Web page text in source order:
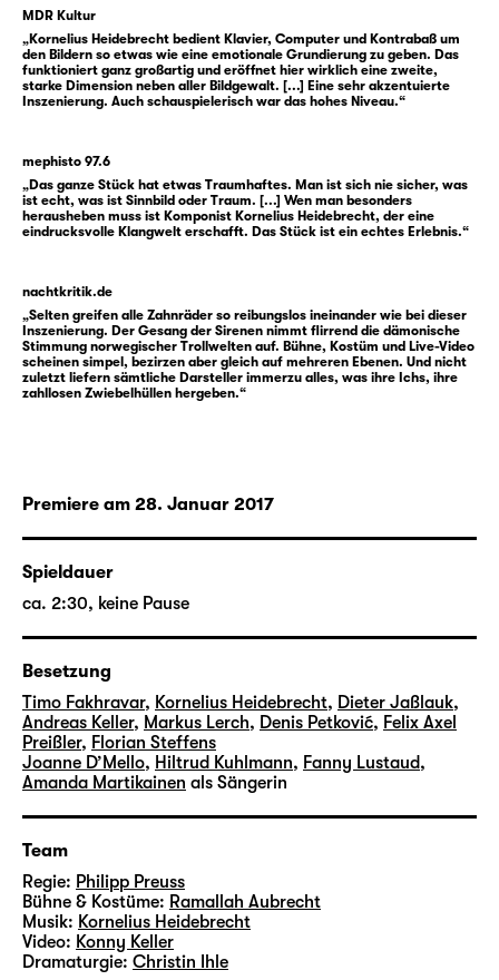
Gleich wie vom Duft der modernden Zwiebel,
Haut um Haut, ist er betäubt, gerät in einen
Wahn, der nicht mehr offenbart, was Realität
oder Fiktion ist, was Gedankenvergehen oder
beständigen Scheitern der Lüge und der
Angst, in der eigenen Erfindung verloren zu
gehen — sein Dasein eine hohle Form, die am
werden. Es ist der Peer Gynt, der zu seinem
eigenen Abgrund wird.
MDR Kultur
„Kornelius Heidebrecht bedient Klavier, Computer und Kontrabaß um
den Bildern so etwas wie eine emotionale Grundierung zu geben. Das
funktioniert ganz großartig und eröffnet hier wirklich eine zweite,
starke Dimension neben aller Bildgewalt. [...] Eine sehr akzentuierte
Inszenierung. Auch schauspielerisch war das hohes Niveau.“
mephisto 97.6
„Das ganze Stück hat etwas Traumhaftes. Man ist sich nie sicher, was
ist echt, was ist Sinnbild oder Traum. [...] Wen man besonders
herausheben muss ist Komponist Kornelius Heidebrecht, der eine
eindrucksvolle Klangwelt erschafft. Das Stück ist ein echtes Erlebnis.“
nachtkritik.de
„Selten greifen alle Zahnräder so reibungslos ineinander wie bei dieser
Inszenierung. Der Gesang der Sirenen nimmt flirrend die dämonische
Stimmung norwegischer Trollwelten auf. Bühne, Kostüm und Live-Video
scheinen simpel, bezirzen aber gleich auf mehreren Ebenen. Und nicht
zuletzt liefern sämtliche Darsteller immerzu alles, was ihre Ichs, ihre
zahllosen Zwiebelhüllen hergeben.“
Premiere am 28. Januar 2017
Spieldauer
ca. 2:30, keine Pause
Besetzung
Timo Fakhravar, Kornelius Heidebrecht, Dieter Jaßlauk,
Andreas Keller, Markus Lerch, Denis Petković, Felix Axel
Preißler, Florian Steffens
Joanne D’Mello, Hiltrud Kuhlmann, Fanny Lustaud,
Amanda Martikainen als Sängerin
Team
Regie: Philipp Preuss
Bühne & Kostüme: Ramallah Aubrecht
Musik: Kornelius Heidebrecht
Video: Konny Keller
Dramaturgie: Christin Ihle